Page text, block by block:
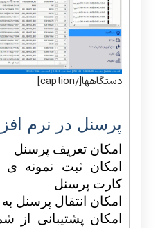
دستگاهها[/caption]
پرسنل در نرم
امکان تعریف پرسنل
امکان ثبت نمونه
کارت پرسنل
امکان انتقال پرسنل
امکان پشتیبانی از